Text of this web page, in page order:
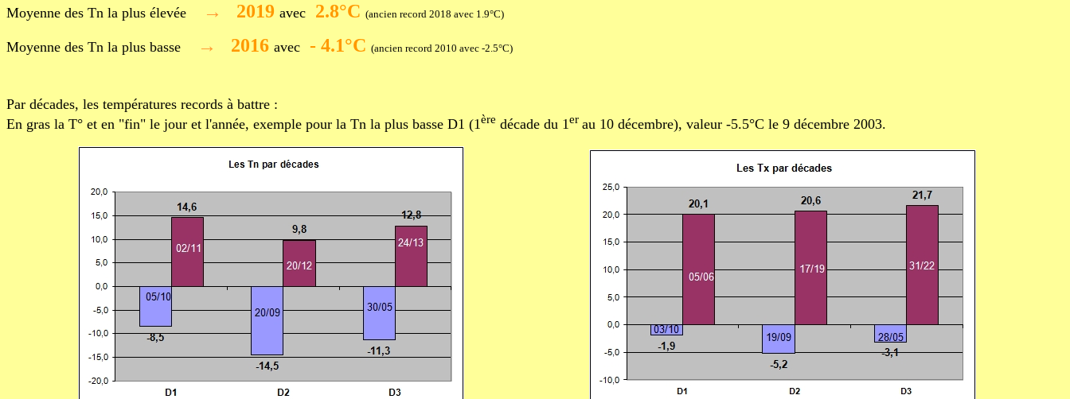
Moyenne des Tn la plus élevée → 2019 avec 2.8°C (ancien record 2018 avec 1.9°C)
Moyenne des Tn la plus basse → 2016 avec - 4.1°C (ancien record 2010 avec -2.5°C)
Par décades, les températures records à battre :
En gras la T° et en "fin" le jour et l'année, exemple pour la Tn la plus basse D1 (1ère décade du 1er au 10 décembre), valeur -5.5°C le 9 décembre 2003.